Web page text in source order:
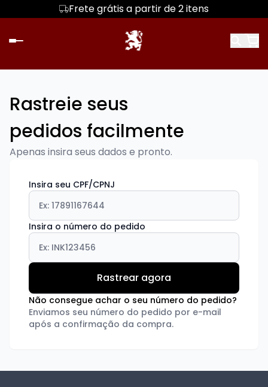
Frete grátis a partir de 2 itens
Rastreie seus
pedidos facilmente
Apenas insira seus dados e pronto.
Insira seu CPF/CPNJ
Insira o número do pedido
Não consegue achar o seu número do pedido?
Enviamos seu número do pedido por e-mail
após a confirmação da compra.